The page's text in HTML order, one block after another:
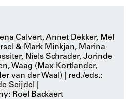
van internationale auteurs die
vanuit perspectieven. Van
machine learning, digital
en technodiversiteit tot
extractivisme,
en digitaal
nachtfoto's van 101
Calvert, Annet Dekker, Mél
& Mark Minkjan, Marina
Niels Schrader, Jorinde
Waag (Max Kortlander,
van der Waal) | red./eds.:
Seijdel |
Roel Backaert